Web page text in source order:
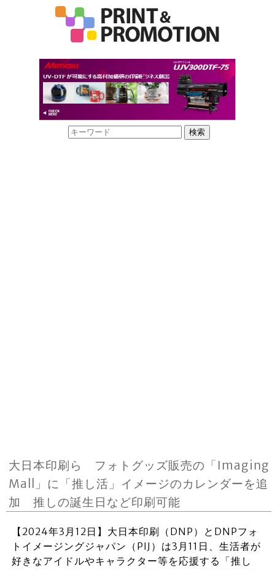
大日本印刷ら フォトグッズ販売の「Imaging
Mall」に「推し活」イメージのカレンダーを追
加 推しの誕生日など印刷可能
【2024年3月12日】大日本印刷（DNP）とDNPフォ
トイメージングジャパン（PIJ）は3月11日、生活者が
好きなアイドルやキャラクター等を応援する「推し